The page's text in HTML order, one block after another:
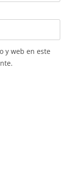
y web en este